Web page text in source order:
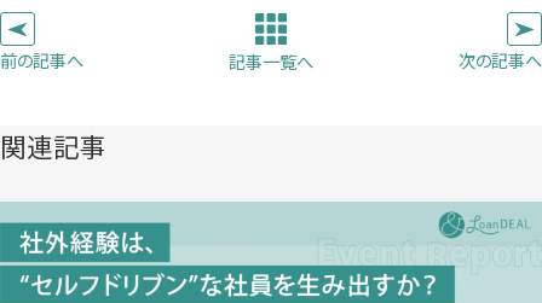
す） す）
で
す）
ー
前の記事へ 記事一覧へ 次の記事へ
関連記事